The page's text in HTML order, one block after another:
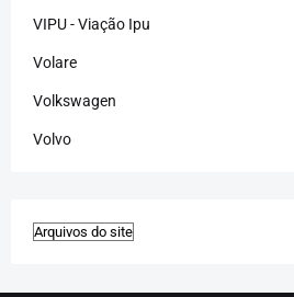
VIPU - Viação Ipu
Volare
Volkswagen
Volvo